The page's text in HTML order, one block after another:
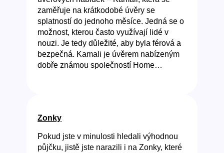
zaměřuje na krátkodobé úvěry se
splatností do jednoho měsíce. Jedná se o
možnost, kterou často využívají lidé v
nouzi. Je tedy důležité, aby byla férová a
bezpečná. Kamali je úvěrem nabízeným
dobře známou společností Home…
Zonky
Pokud jste v minulosti hledali výhodnou
půjčku, jistě jste narazili i na Zonky, které